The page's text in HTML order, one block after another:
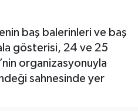
baş balerinleri ve baş
gösterisi, 24 ve 25
organizasyonuyla
sahnesinde yer
ve Fikstür